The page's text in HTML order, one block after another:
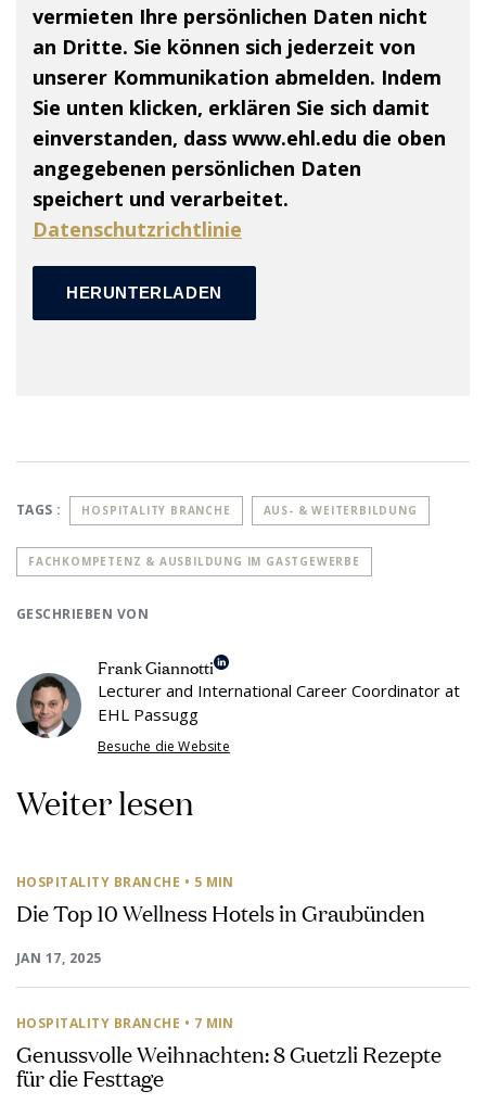
vermieten Ihre persönlichen Daten nicht
an Dritte. Sie können sich jederzeit von
unserer Kommunikation abmelden. Indem
Sie unten klicken, erklären Sie sich damit
einverstanden, dass www.ehl.edu die oben
angegebenen persönlichen Daten
speichert und verarbeitet.
Datenschutzrichtlinie
TAGS : HOSPITALITY BRANCHE AUS- & WEITERBILDUNG
FACHKOMPETENZ & AUSBILDUNG IM GASTGEWERBE
GESCHRIEBEN VON
Frank Giannotti
Lecturer and International Career Coordinator at
EHL Passugg
Besuche die Website
Weiter lesen
HOSPITALITY BRANCHE • 5 MIN
Die Top 10 Wellness Hotels in Graubünden
JAN 17, 2025
HOSPITALITY BRANCHE • 7 MIN
Genussvolle Weihnachten: 8 Guetzli Rezepte
für die Festtage